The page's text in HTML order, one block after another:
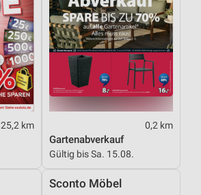
25,2 km 0,2 km
Gartenabverkauf
Gültig bis Sa. 15.08.
Sconto Möbel